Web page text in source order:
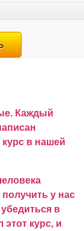
Каждый
в нашей
у нас
в
курс, и